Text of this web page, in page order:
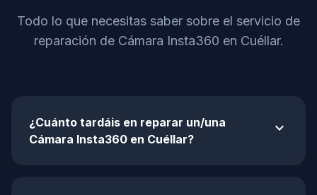
Todo lo que necesitas saber sobre el servicio de
reparación de Cámara Insta360 en Cuéllar.
¿Cuánto tardáis en reparar un/una
Cámara Insta360 en Cuéllar?
expand_more